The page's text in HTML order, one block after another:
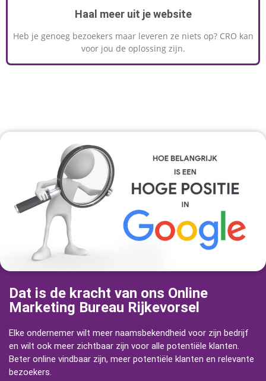
Haal meer uit je website
Heb je genoeg bezoekers maar leveren ze niets op? CRO kan
voor jou de oplossing zijn.
Dat is de kracht van ons Online
Marketing Bureau Rijkevorsel
Elke ondernemer wilt meer naamsbekendheid voor zijn bedrijf
en wilt ook meer zichtbaar zijn voor alle potentiële klanten.
Beter online vindbaar zijn, meer potentiële klanten en relevante
bezoekers.